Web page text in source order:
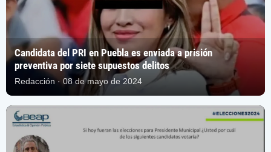
Candidata del PRI en Puebla es enviada a prisión
preventiva por siete supuestos delitos
Redacción · 08 de mayo de 2024